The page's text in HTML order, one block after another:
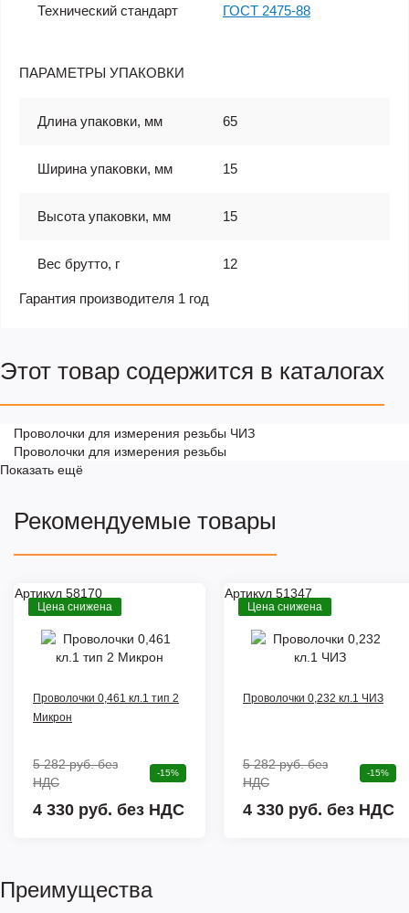
Технический стандарт ГОСТ 2475-88
ПАРАМЕТРЫ УПАКОВКИ
Длина упаковки, мм 65
Ширина упаковки, мм 15
Высота упаковки, мм 15
Вес брутто, г 12
Гарантия производителя 1 год
Этот товар содержится в каталогах
Проволочки для измерения резьбы ЧИЗ
Проволочки для измерения резьбы
Показать ещё
Рекомендуемые товары
Артикул 58170
Цена снижена
Проволочки 0,461 кл.1 тип 2
Микрон
5 282 руб.без
НДС
-15%
4 330 руб. без НДС
Артикул 51347
Цена снижена
Проволочки 0,232 кл.1 ЧИЗ
5 282 руб.без
НДС
-15%
4 330 руб. без НДС
Преимущества